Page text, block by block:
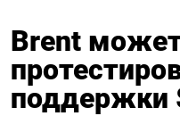
Brent
поддержки